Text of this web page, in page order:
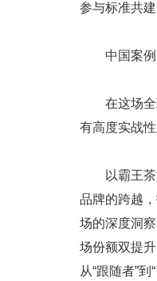
参与标准共建
中国案
在这场
有高度实战
以霸王
品牌的跨越
场的深度洞
场份额双提
从“跟随者”到